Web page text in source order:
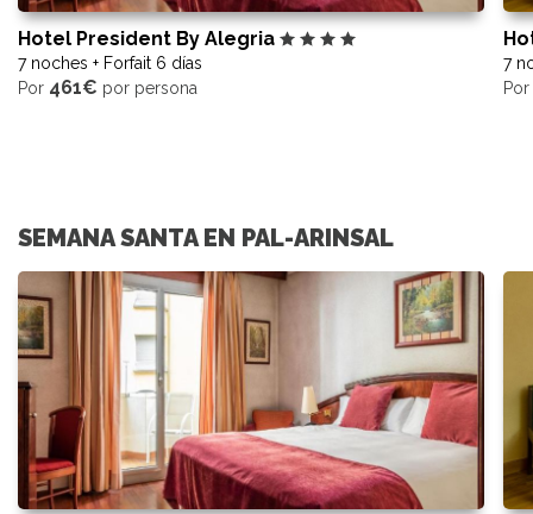
Hotel President By Alegria
7 noches + Forfait 6 días
Por 461€ por persona
7
Por
SEMANA SANTA EN PAL-ARINSAL